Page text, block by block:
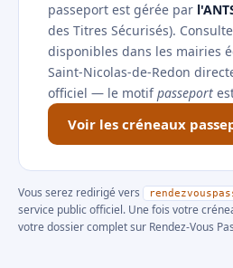
passeport est gérée par
des Titres Sécurisés).
disponibles dans les mairies
Saint-Nicolas-de-Redon
officiel — le motifpasseport
Voir les créneaux
Vous serez redirigé vers
service public officiel. Une fois votre
votre dossier complet sur Rendez-Vous